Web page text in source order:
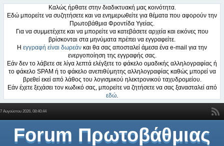
Καλώς ήρθατε στην διαδικτυακή μας κοινότητα.
Εδώ μπορείτε να συζητήσετε και να ενημερωθείτε για θέματα που αφορούν την
Πρωτοβάθμια Φροντίδα Υγείας.
Για να συμμετέχετε και να μπορείτε να κατεβάσετε αρχεία και εικόνες που
βρίσκονται στα μηνύματα πρέπει να εγγραφείτε.
Η εγγραφή είναι δωρεάν και θα σας αποσταλεί άμεσα ένα e-mail για την
ενεργοποίηση της εγγραφής σας.
Εάν δεν το λάβετε σε λίγα λεπτά ελέγξετε το φάκελο ομαδικής αλληλογραφίας ή
το φάκελο SPAM ή το φάκελο ανεπιθύμητης αλληλογραφίας καθώς μπορεί να
βρεθεί εκεί από λάθος του λογισμικού ηλεκτρονικού ταχυδρομείου.
Εάν έχετε ξεχάσει τον κωδικό σας, μπορείτε να ζητήσετε να σας ξανασταλεί από
εδώ.
7 Αυγούστου 2026, 08:40:44
Forum Πρωτοβάθμιας